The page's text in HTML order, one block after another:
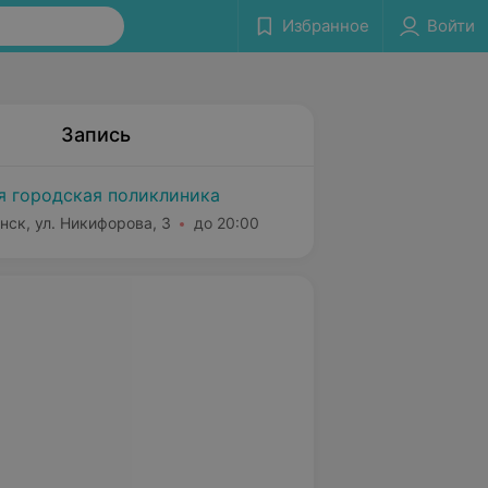
Избранное Войти
Запись
городская поликлиника
ул. Никифорова, 3 до 20:00